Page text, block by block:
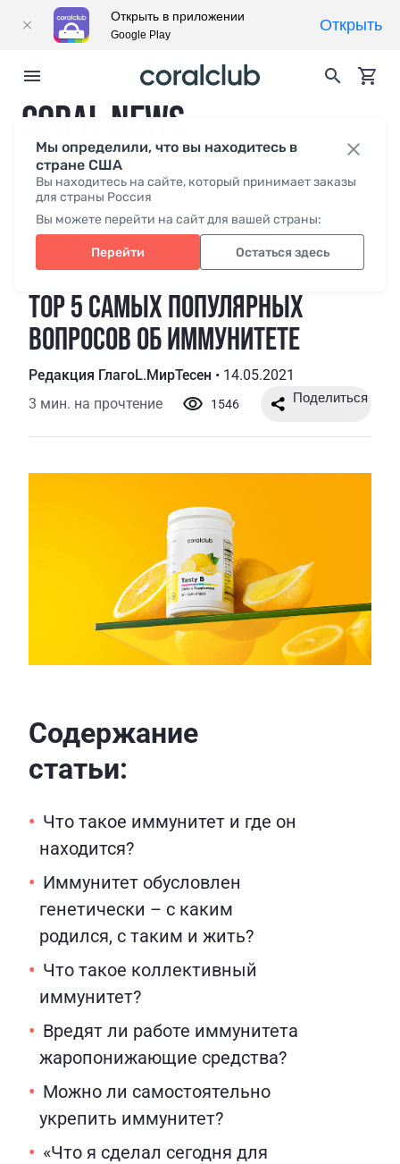
Мы определили, что вы находитесь в
стране США
Вы находитесь на сайте, который принимает заказы
для страны Россия
Вы можете перейти на сайт для вашей страны:
Перейти Остаться здесь
CORAL NEWS
Свежее СМИ о нас
Главная Новости
СМИ
TOP 5 самых популярных вопросов об иммунитете
TOP 5 САМЫХ ПОПУЛЯРНЫХ
ВОПРОСОВ ОБ ИММУНИТЕТЕ
Редакция ГлагоL.МирТесен • 14.05.2021
3 мин. на прочтение
1546
Содержание
статьи:
Что такое иммунитет и где он
находится?
Иммунитет обусловлен
генетически – с каким
родился, с таким и жить?
Что такое коллективный
иммунитет?
Вредят ли работе иммунитета
жаропонижающие средства?
Можно ли самостоятельно
укрепить иммунитет?
«Что я сделал сегодня для
Открыть в приложении
Google Play
Открыть